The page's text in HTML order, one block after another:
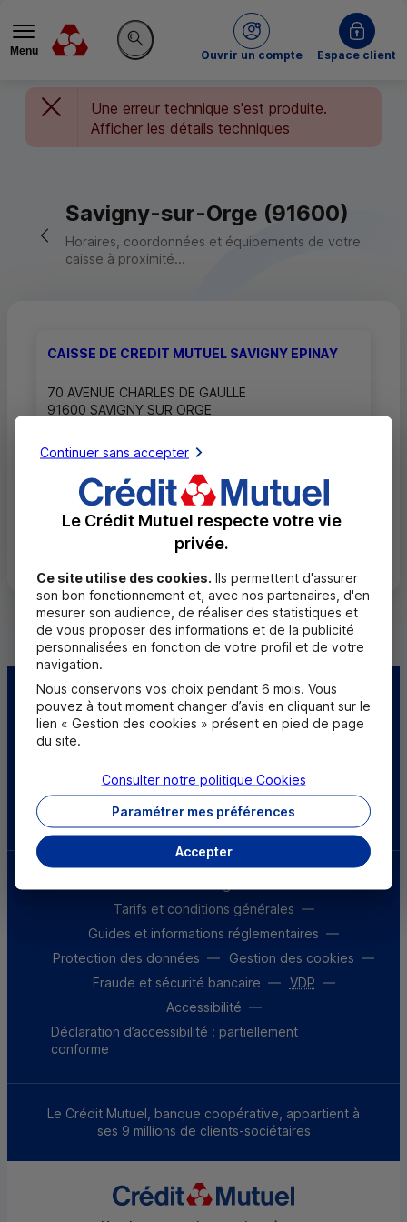
Menu
Rechercher sur le site
Ouvrir un compte
du Crédit MutuelEspace client
Une erreur technique s'est produite.
Afficher les détails techniques
Retour vers la page précédente
Savigny-sur-Orge (91600)
Horaires, coordonnées et équipements de votre
caisse à proximité...
CAISSE DE CREDIT MUTUEL SAVIGNY EPINAY
70 AVENUE CHARLES DE GAULLE
91600 SAVIGNY SUR ORGE
Fermé, ouvre mardi à 9h15
Toutes les localités
Centre d'aide Trouver une caisse
Trouver un point
Télécharger l'application
Tarifs et conditions générales
Guides et informations réglementaires
Protection des données
Gestion des cookies
Fraude et sécurité bancaire
VDP
Accessibilité
Déclaration d’accessibilité : partiellement
conforme
Le Crédit Mutuel, banque coopérative, appartient à
ses 9 millions de clients-sociétaires
Continuer sans accepter
Le Crédit Mutuel respecte votre vie
privée.
Ce site utilise des cookies. Ils permettent d'assurer
son bon fonctionnement et, avec nos partenaires, d'en
mesurer son audience, de réaliser des statistiques et
de vous proposer des informations et de la publicité
personnalisées en fonction de votre profil et de votre
navigation.
Nous conservons vos choix pendant 6 mois. Vous
pouvez à tout moment changer d’avis en cliquant sur le
lien « Gestion des cookies » présent en pied de page
du site.
Accepter
Paramétrer mes préférences
Consulter notre politique Cookies